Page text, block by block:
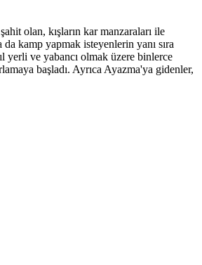
olan, kışların kar manzaraları ile
kamp yapmak isteyenlerin yanı sıra
yerli ve yabancı olmak üzere binlerce
başladı. Ayrıca Ayazma'ya gidenler,